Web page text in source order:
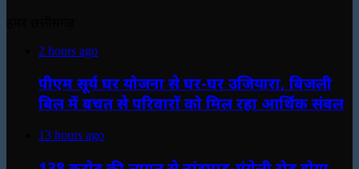
2 hours ago
पीएम सूर्य घर योजना से घर-घर उजियारा, बिजली
बिल में बचत से परिवारों को मिल रहा आर्थिक संबल
13 hours ago